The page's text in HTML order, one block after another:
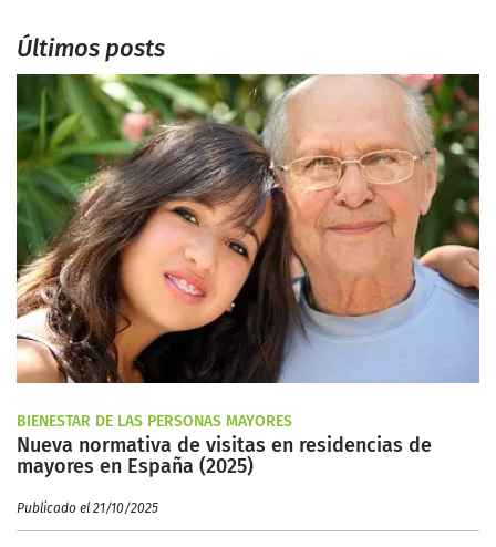
Últimos posts
BIENESTAR DE LAS PERSONAS MAYORES
Nueva normativa de visitas en residencias de
mayores en España (2025)
Publicado el 21/10/2025